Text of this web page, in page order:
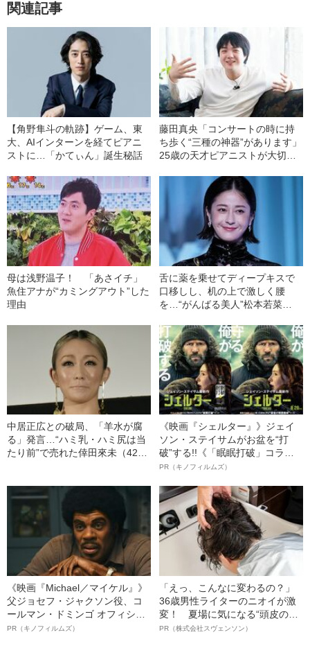
関連記事
【角野隼斗の軌跡】ゲーム、東
大、AIインターンを経てピアニ
ストに…「かてぃん」誕生秘話
藤田真央「コンサートの時に持
ち歩く“三種の神器”があります」
25歳の天才ピアニストが大切に
母は浅野温子！ 「あさイチ」
魚住アナが“カミングアウト”した
理由
舌に薬を乗せてディープキスで
口移しし、机の上で激しく腰
を…“がんばる美人”松本若菜
中居正広との破局、「羊水が腐
る」発言…“ハミ乳・ハミ尻は当
たり前”で売れた倖田來未（42）
《映画『シェルター』》ジェイ
ソン・ステイサムがお盆を“打
破”する!!《「眠眠打破」コラ
ボ》
PR（キノフィルムズ）
《映画『Michael／マイケル』》
父ジョセフ・ジャクソン役、コ
ールマン・ドミンゴ オフィシャ
ルインタビュー“観客を魅了した
PR（キノフィルムズ）
「えっ、こんなに変わるの？」
36歳男性ライターのニオイが激
変！ 夏場に気になる“頭皮のニ
オイ”や“ベタつき”を解消す
PR（株式会社スヴェンソン）